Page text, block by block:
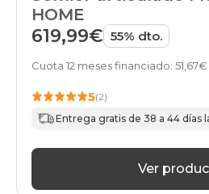
HOME
619,99€ 55% dto.
Cuota 12 meses financiado: 51,67€
5(2)
Entrega gratis de 38 a 44 días
Ver